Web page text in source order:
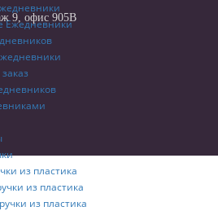
Ежедневники
из пластика
из пластика
из пластика
9, офис 905В